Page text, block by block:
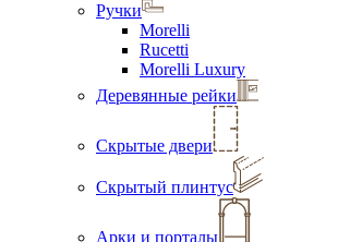
Ручки
Morelli
Rucetti
Morelli Luxury
Деревянные рейки
Скрытые двери
Скрытый плинтус
Арки и порталы